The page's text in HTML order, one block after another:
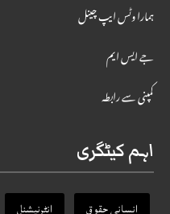
ہمارا وٹس ایپ چینل
جے ایس ایم
کمپنی سے رابطہ
اہم کیٹگری
انسانی حقوق انٹرنیشنل